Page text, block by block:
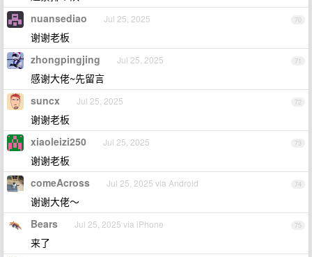
70
nuansediao Jul 25, 2025
谢谢老板
71
zhongpingjing Jul 25, 2025
感谢大佬~先留言
72
suncx Jul 25, 2025
谢谢老板
73
xiaoleizi250 Jul 25, 2025
谢谢老板
74
comeAcross Jul 25, 2025 via Android
谢谢大佬～
75
Bears Jul 25, 2025 via iPhone
来了